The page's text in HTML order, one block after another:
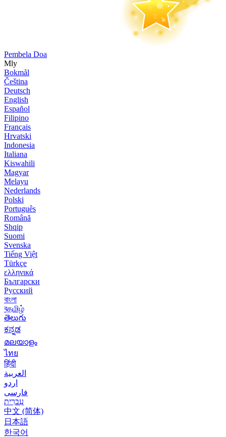
Pembela Doa
Mly
Bokmål
Čeština
Deutsch
English
Español
Filipino
Français
Hrvatski
Indonesia
Italiana
Kiswahili
Magyar
Melayu
Nederlands
Polski
Português
Română
Shqip
Suomi
Svenska
Tiếng Việt
Türkçe
ελληνικά
Български
Русский
বাংলা
বதமிழ்
తెలుగు
ಕನ್ನಡ
മലയാളം
ไทย
हिंदी
العربية
اردو
فارسی
עִברִית
中文 (简体)
日本語
한국어